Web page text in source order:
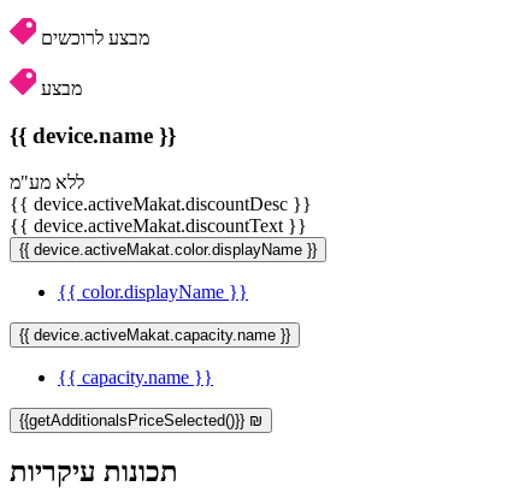
מבצע לרוכשים
מבצע
{{ device.name }}
ללא מע"מ
{{ device.activeMakat.discountDesc }}
{{ device.activeMakat.discountText }}
{{ device.activeMakat.color.displayName }}
{{ color.displayName }}
{{ device.activeMakat.capacity.name }}
{{ capacity.name }}
{{getAdditionalsPriceSelected()}} ₪
תכונות עיקריות